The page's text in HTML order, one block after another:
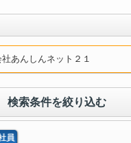
あんしんネット２１
検索条件を絞り込む
員